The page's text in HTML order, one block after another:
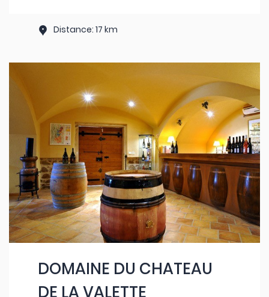
Distance: 17 km
DOMAINE DU CHATEAU
DE LA VALETTE